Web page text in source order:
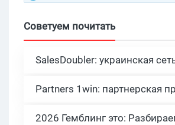
Советуем почитать